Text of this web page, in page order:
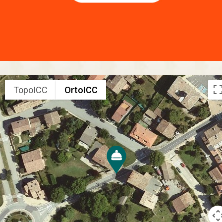
TopoICC OrtoICC